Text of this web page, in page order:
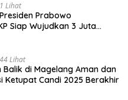
Lihat
Prabowo
Siap Wujudkan 3 Juta
Lihat
Balik di Magelang Aman dan
Ketupat Candi 2025 Berakhir